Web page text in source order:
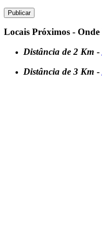
Locais Próximos - Onde
Distância de 2 Km -
Distância de 3 Km -